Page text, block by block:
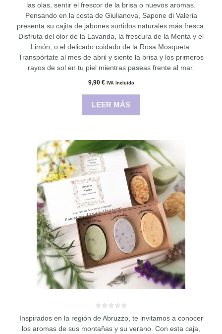
5
las olas, sentir el frescor de la brisa o nuevos aromas.
Pensando en la costa de Giulianova, Sapone di Valeria
presenta su cajita de jabones surtidos naturales más fresca.
Disfruta del olor de la Lavanda, la frescura de la Menta y el
Limón, o el delicado cuidado de la Rosa Mosqueta.
Transpórtate al mes de abril y siente la brisa y los primeros
rayos de sol en tu piel mientras paseas frente al mar.
9,90 € IVA Incluido
LEER MÁS
d
e
5
Inspirados en la región de Abruzzo, te invitamos a conocer
los aromas de sus montañas y su verano. Con esta caja,